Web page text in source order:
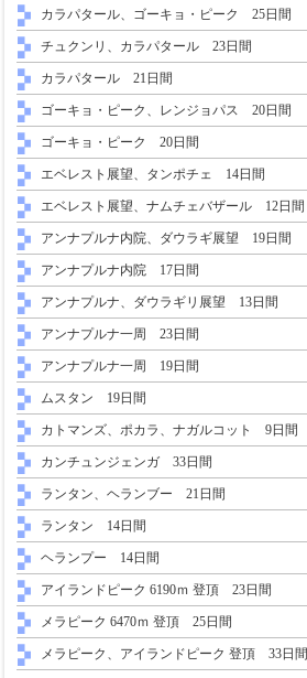
カラパタール、ゴーキョ・ピーク 25日間
チュクンリ、カラパタール 23日間
カラパタール 21日間
ゴーキョ・ピーク、レンジョパス 20日間
ゴーキョ・ピーク 20日間
エベレスト展望、タンポチェ 14日間
エベレスト展望、ナムチェバザール 12日間
アンナプルナ内院、ダウラギ展望 19日間
アンナプルナ内院 17日間
アンナプルナ、ダウラギリ展望 13日間
アンナプルナ一周 23日間
アンナプルナ一周 19日間
ムスタン 19日間
カトマンズ、ポカラ、ナガルコット 9日間
カンチュンジェンガ 33日間
ランタン、ヘランブー 21日間
ランタン 14日間
ヘランプー 14日間
アイランドピーク 6190ｍ 登頂 23日間
メラピーク 6470ｍ 登頂 25日間
メラピーク、アイランドピーク 登頂 33日間